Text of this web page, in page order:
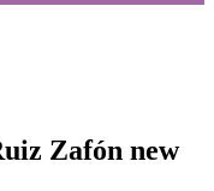
Zafón new